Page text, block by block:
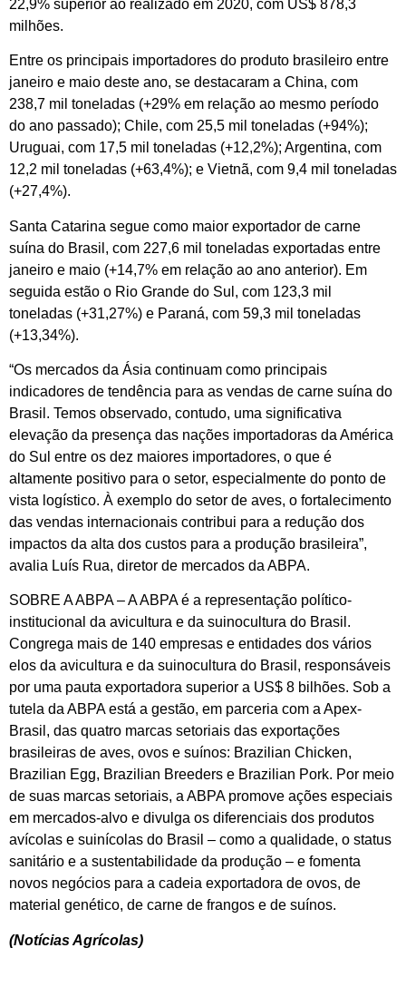
22,9% superior ao realizado em 2020, com US$ 878,3
milhões.
Entre os principais importadores do produto brasileiro entre
janeiro e maio deste ano, se destacaram a China, com
238,7 mil toneladas (+29% em relação ao mesmo período
do ano passado); Chile, com 25,5 mil toneladas (+94%);
Uruguai, com 17,5 mil toneladas (+12,2%); Argentina, com
12,2 mil toneladas (+63,4%); e Vietnã, com 9,4 mil toneladas
(+27,4%).
Santa Catarina segue como maior exportador de carne
suína do Brasil, com 227,6 mil toneladas exportadas entre
janeiro e maio (+14,7% em relação ao ano anterior). Em
seguida estão o Rio Grande do Sul, com 123,3 mil
toneladas (+31,27%) e Paraná, com 59,3 mil toneladas
(+13,34%).
“Os mercados da Ásia continuam como principais
indicadores de tendência para as vendas de carne suína do
Brasil. Temos observado, contudo, uma significativa
elevação da presença das nações importadoras da América
do Sul entre os dez maiores importadores, o que é
altamente positivo para o setor, especialmente do ponto de
vista logístico. À exemplo do setor de aves, o fortalecimento
das vendas internacionais contribui para a redução dos
impactos da alta dos custos para a produção brasileira”,
avalia Luís Rua, diretor de mercados da ABPA.
SOBRE A ABPA – A ABPA é a representação político-
institucional da avicultura e da suinocultura do Brasil.
Congrega mais de 140 empresas e entidades dos vários
elos da avicultura e da suinocultura do Brasil, responsáveis
por uma pauta exportadora superior a US$ 8 bilhões. Sob a
tutela da ABPA está a gestão, em parceria com a Apex-
Brasil, das quatro marcas setoriais das exportações
brasileiras de aves, ovos e suínos: Brazilian Chicken,
Brazilian Egg, Brazilian Breeders e Brazilian Pork. Por meio
de suas marcas setoriais, a ABPA promove ações especiais
em mercados-alvo e divulga os diferenciais dos produtos
avícolas e suinícolas do Brasil – como a qualidade, o status
sanitário e a sustentabilidade da produção – e fomenta
novos negócios para a cadeia exportadora de ovos, de
material genético, de carne de frangos e de suínos.
(Notícias Agrícolas)